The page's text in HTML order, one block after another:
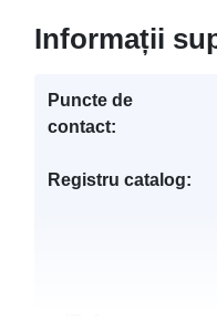
Informații
Puncte de
contact:
Registru catalog: